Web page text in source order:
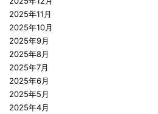
2025年11月
2025年10月
2025年9月
2025年8月
2025年7月
2025年6月
2025年5月
2025年4月